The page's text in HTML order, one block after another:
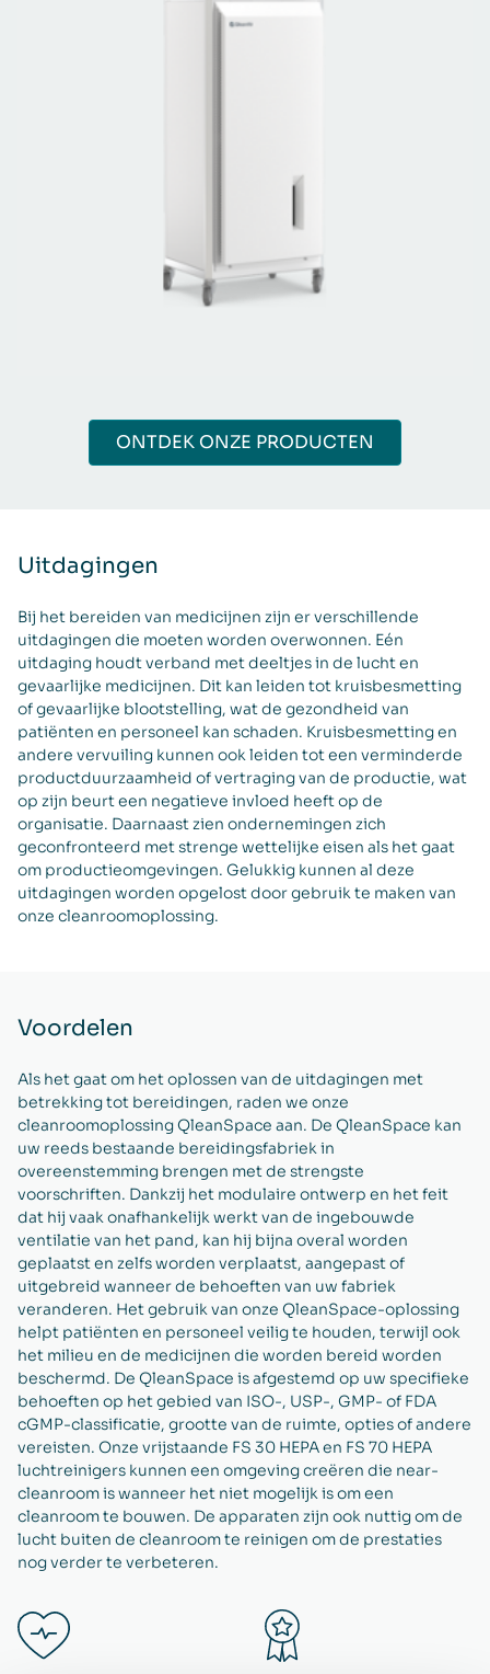
ONTDEK ONZE PRODUCTEN
Uitdagingen
Bij het bereiden van medicijnen zijn er verschillende
uitdagingen die moeten worden overwonnen. Eén
uitdaging houdt verband met deeltjes in de lucht en
gevaarlijke medicijnen. Dit kan leiden tot kruisbesmetting
of gevaarlijke blootstelling, wat de gezondheid van
patiënten en personeel kan schaden. Kruisbesmetting en
andere vervuiling kunnen ook leiden tot een verminderde
productduurzaamheid of vertraging van de productie, wat
op zijn beurt een negatieve invloed heeft op de
organisatie. Daarnaast zien ondernemingen zich
geconfronteerd met strenge wettelijke eisen als het gaat
om productieomgevingen. Gelukkig kunnen al deze
uitdagingen worden opgelost door gebruik te maken van
onze cleanroomoplossing.
Voordelen
Als het gaat om het oplossen van de uitdagingen met
betrekking tot bereidingen, raden we onze
cleanroomoplossing QleanSpace aan. De QleanSpace kan
uw reeds bestaande bereidingsfabriek in
overeenstemming brengen met de strengste
voorschriften. Dankzij het modulaire ontwerp en het feit
dat hij vaak onafhankelijk werkt van de ingebouwde
ventilatie van het pand, kan hij bijna overal worden
geplaatst en zelfs worden verplaatst, aangepast of
uitgebreid wanneer de behoeften van uw fabriek
veranderen. Het gebruik van onze QleanSpace-oplossing
helpt patiënten en personeel veilig te houden, terwijl ook
het milieu en de medicijnen die worden bereid worden
beschermd. De QleanSpace is afgestemd op uw specifieke
behoeften op het gebied van ISO-, USP-, GMP- of FDA
cGMP-classificatie, grootte van de ruimte, opties of andere
vereisten. Onze vrijstaande FS 30 HEPA en FS 70 HEPA
luchtreinigers kunnen een omgeving creëren die near-
cleanroom is wanneer het niet mogelijk is om een
cleanroom te bouwen. De apparaten zijn ook nuttig om de
lucht buiten de cleanroom te reinigen om de prestaties
nog verder te verbeteren.